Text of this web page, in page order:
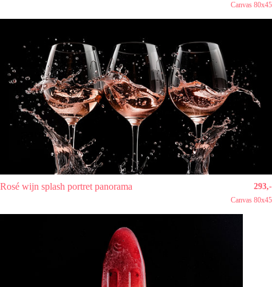
Canvas 80x45
Rosé wijn splash portret panorama 293,-
Canvas 80x45